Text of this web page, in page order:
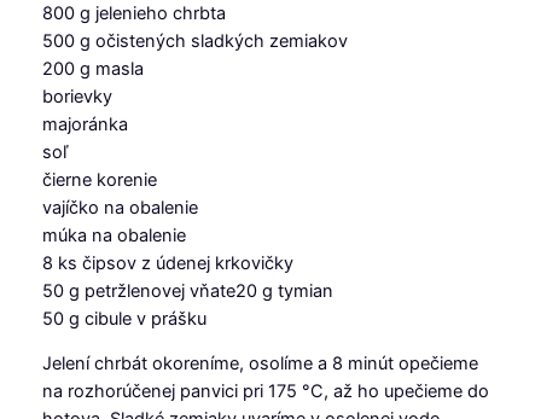
800 g jelenieho chrbta
500 g očistených sladkých zemiakov
200 g masla
borievky
majoránka
soľ
čierne korenie
vajíčko na obalenie
múka na obalenie
8 ks čipsov z údenej krkovičky
50 g petržlenovej vňate20 g tymian
50 g cibule v prášku
Jelení chrbát okoreníme, osolíme a 8 minút opečieme
na rozhorúčenej panvici pri 175 °C, až ho upečieme do